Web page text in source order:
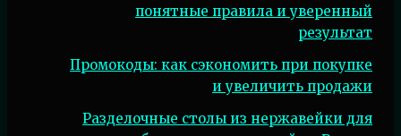
понятные правила и уверенный
результат
Промокоды: как сэкономить при покупке
и увеличить продажи
Разделочные столы из нержавейки для